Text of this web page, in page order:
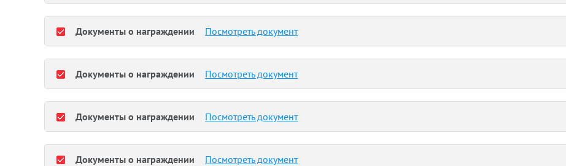
Документы о награждении Посмотреть документ
Документы о награждении Посмотреть документ
Документы о награждении Посмотреть документ
Документы о награждении Посмотреть документ